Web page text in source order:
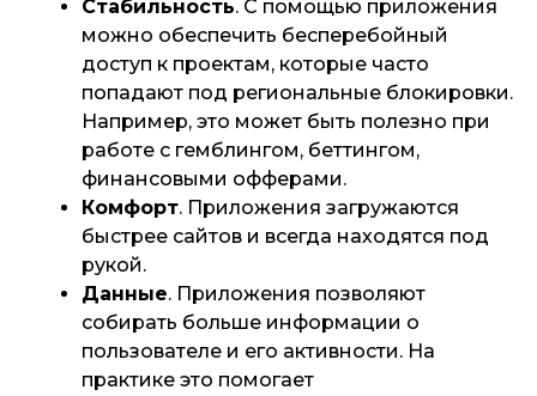
Стабильность. С помощью приложения
можно обеспечить бесперебойный
доступ к проектам, которые часто
попадают под региональные блокировки.
Например, это может быть полезно при
работе с гемблингом, беттингом,
финансовыми офферами.
Комфорт. Приложения загружаются
быстрее сайтов и всегда находятся под
рукой.
Данные. Приложения позволяют
собирать больше информации о
пользователе и его активности. На
практике это помогает